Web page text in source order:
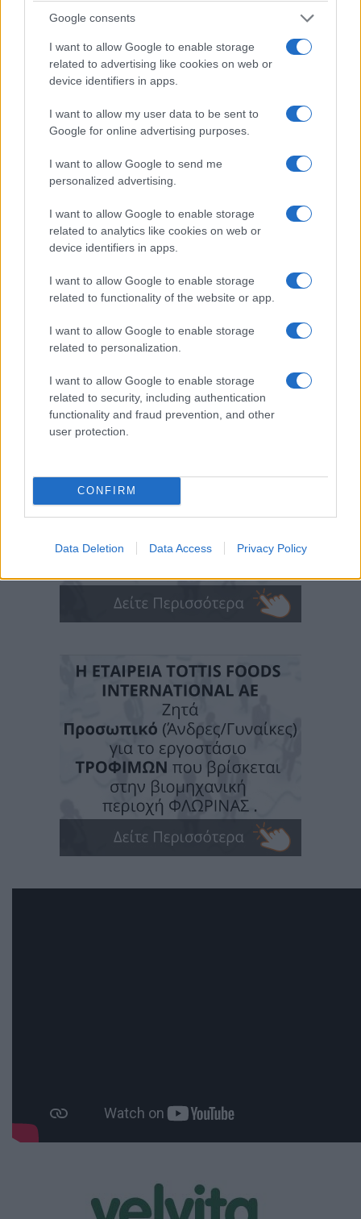
Google consents
I want to allow Google to enable storage
related to advertising like cookies on web or
device identifiers in apps.
I want to allow my user data to be sent to
Google for online advertising purposes.
I want to allow Google to send me
personalized advertising.
I want to allow Google to enable storage
related to analytics like cookies on web or
device identifiers in apps.
I want to allow Google to enable storage
related to functionality of the website or app.
I want to allow Google to enable storage
related to personalization.
I want to allow Google to enable storage
related to security, including authentication
functionality and fraud prevention, and other
user protection.
CONFIRM
Data Deletion Data Access Privacy Policy